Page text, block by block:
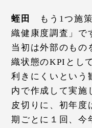
蛭田
もう1つ施
織健康度調査」で
当初は外部のもの
織状態のKPIとし
利きにくいという
内で作成して実施
皮切りに、初年度
期ごとに１回、今